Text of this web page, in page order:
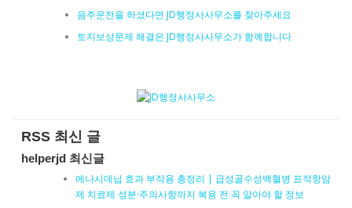
음주운전을 하셨다면 JD행정사사무소를 찾아주세요
토지보상문제 해결은 JD행정사사무소가 함께합니다
RSS 최신 글
helperjd 최신글
에나시데닙 효과 부작용 총정리 | 급성골수성백혈병 표적항암
제 치료제 성분·주의사항까지 복용 전 꼭 알아야 할 정보